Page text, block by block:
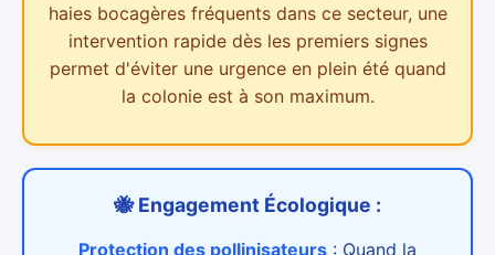
haies bocagères fréquents dans ce secteur, une
intervention rapide dès les premiers signes
permet d'éviter une urgence en plein été quand
la colonie est à son maximum.
🐝 Engagement Écologique :
Protection des pollinisateurs : Quand la